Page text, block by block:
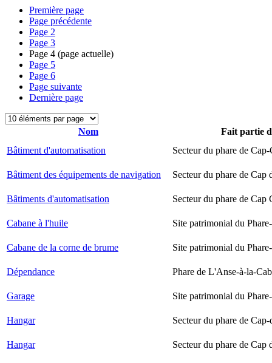
Première page
Page précédente
Page 2
Page 3
Page 4 (page actuelle)
Page 5
Page 6
Page suivante
Dernière page
Nom
Fait partie
Bâtiment d'automatisation
Secteur du phare de Cap-
Bâtiment des équipements de navigation Secteur du phare de Cap
Bâtiments d'automatisation Secteur du phare de Cap
Cabane à l'huile Site patrimonial du
Cabane de la corne de brume Site patrimonial du
Dépendance Phare de L'Anse-à-la-
Garage Site patrimonial du
Hangar Secteur du phare de Cap-
Hangar Secteur du phare de Cap